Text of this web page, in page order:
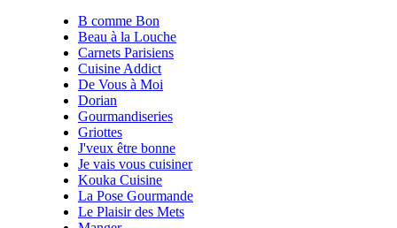
B comme Bon
Beau à la Louche
Carnets Parisiens
Cuisine Addict
De Vous à Moi
Dorian
Gourmandiseries
Griottes
J'veux être bonne
Je vais vous cuisiner
Kouka Cuisine
La Pose Gourmande
Le Plaisir des Mets